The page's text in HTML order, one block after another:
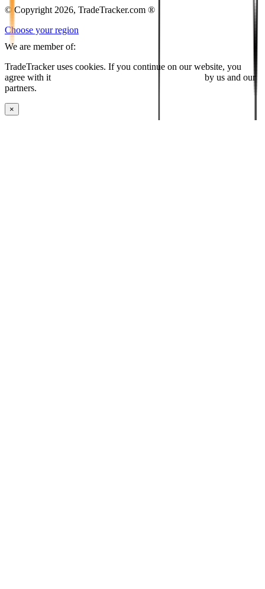
© Copyright 2026, TradeTracker.com ®
Choose your region
We are member of:
TradeTracker uses cookies. If you continue on our website, you
agree with it
by us and our
partners.
×